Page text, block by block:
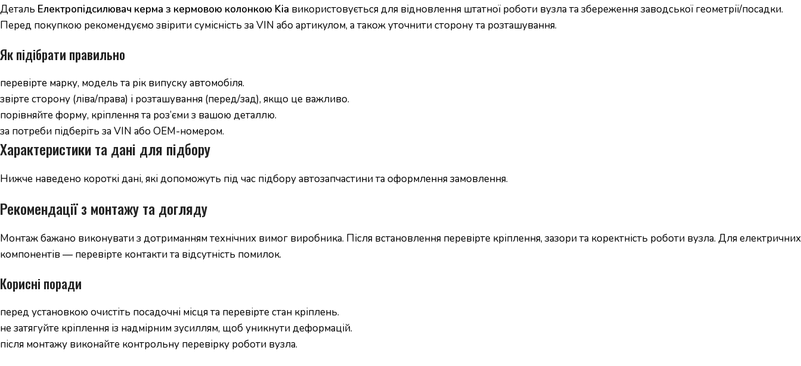
Деталь Електропідсилювач керма з кермовою колонкою Kia використовується для відновлення штатної роботи вузла та збереження заводської геометрії/посадки.
Перед покупкою рекомендуємо звірити сумісність за VIN або артикулом, а також уточнити сторону та розташування.
Як підібрати правильно
перевірте марку, модель та рік випуску автомобіля.
звірте сторону (ліва/права) і розташування (перед/зад), якщо це важливо.
порівняйте форму, кріплення та роз’єми з вашою деталлю.
за потреби підберіть за VIN або OEM-номером.
Характеристики та дані для підбору
Нижче наведено короткі дані, які допоможуть під час підбору автозапчастини та оформлення замовлення.
Рекомендації з монтажу та догляду
Монтаж бажано виконувати з дотриманням технічних вимог виробника. Після встановлення перевірте кріплення, зазори та коректність роботи вузла. Для електричних
компонентів — перевірте контакти та відсутність помилок.
Корисні поради
перед установкою очистіть посадочні місця та перевірте стан кріплень.
не затягуйте кріплення із надмірним зусиллям, щоб уникнути деформацій.
після монтажу виконайте контрольну перевірку роботи вузла.